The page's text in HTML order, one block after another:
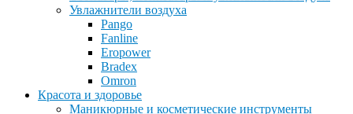
Увлажнители воздуха
Pango
Fanline
Eropower
Bradex
Omron
Красота и здоровье
Маникюрные и косметические инструменты